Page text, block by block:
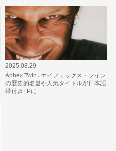
2025.08.29
Aphex Twin / エイフェックス・ツイン
の歴史的名盤や人気タイトルが日本語
帯付きLPに…